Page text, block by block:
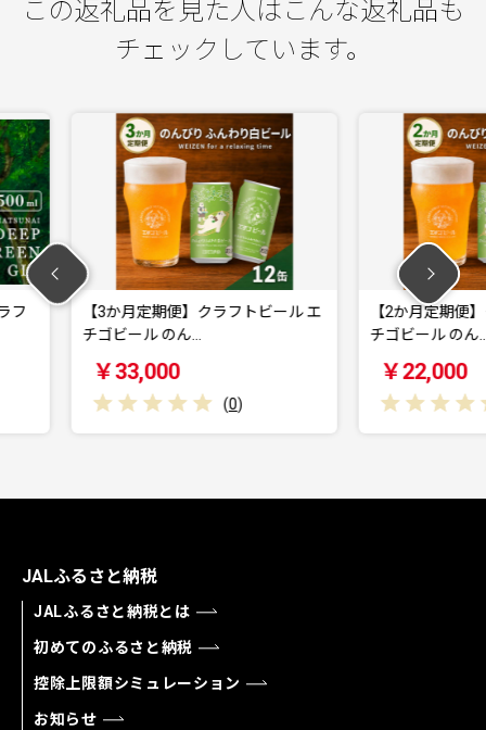
この返礼品を見た人はこんな返礼品も
チェックしています。
フトビール エ
【2か月定期便】クラフトビール エ
チゴビール のん…
￥22,000
【3か
チゴ
￥
JALふるさと納税
JALふるさと納税とは
初めてのふるさと納税
控除上限額シミュレーション
お知らせ